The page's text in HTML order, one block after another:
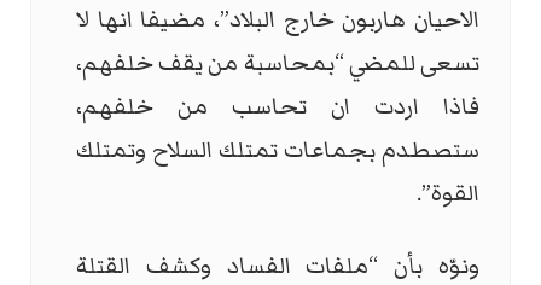
الاحيان هاربون خارج البلاد”، مضيفا انها لا
تسعى للمضي “بمحاسبة من يقف خلفهم،
فاذا اردت ان تحاسب من خلفهم،
ستصطدم بجماعات تمتلك السلاح وتمتلك
القوة”.
ونوّه بأن “ملفات الفساد وكشف القتلة